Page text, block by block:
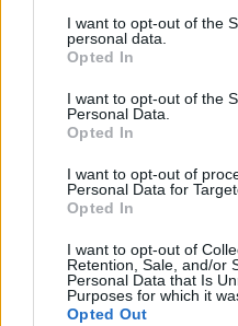
I want to opt-out of the
personal data.
Opted In
I want to opt-out of the
Personal Data.
Opted In
I want to opt-out of
Personal Data for
Opted In
I want to opt-out of
Retention, Sale, and/or
Personal Data that Is
Purposes for which it
Opted Out
Изкуствен
създаде нови
07.08.2026 / 15:30